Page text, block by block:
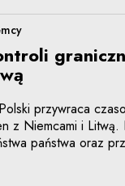
przywraca
z Niemcami i
państwa oraz